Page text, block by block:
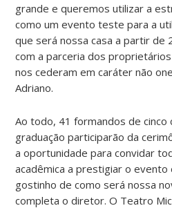
grande e queremos utilizar a
como um evento teste para a
que será nossa casa a partir de
com a parceria dos
nos cederam em caráter não
Adriano.
Ao todo, 41 formandos de cinco
graduação participarão da
a oportunidade para convidar
acadêmica a prestigiar o evento
gostinho de como será nossa
completa o diretor. O Teatro